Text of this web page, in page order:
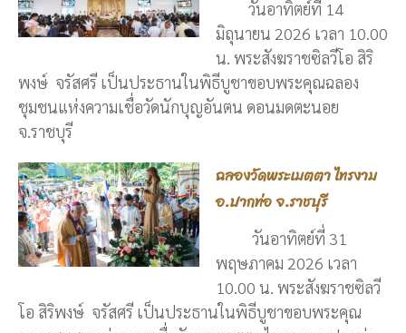
วันอาทิตย์ที่ 14
มิถุนายน 2026 เวลา 10.00
น. พระสังฆราชซิลวีโอ สิริ
พงษ์ จรัสศรี เป็นประธานในพิธีบูชาขอบพระคุณฉลอง
ชุมชนแห่งความเชื่อวัดนักบุญอันตน ดอนมดตะนอย
จ.ราชบุรี
ฉลองวัดพระเมตตา ไทรงาม
อ.ปากท่อ จ.ราชบุรี
วันอาทิตย์ที่ 31
พฤษภาคม 2026 เวลา
10.00 น. พระสังฆราชซิลวี
โอ สิริพงษ์ จรัสศรี เป็นประธานในพิธีบูชาขอบพระคุณ